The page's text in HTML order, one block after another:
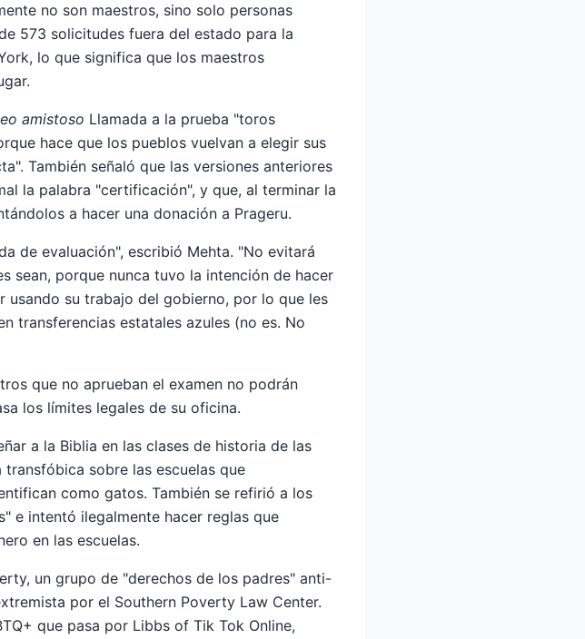
no son maestros, sino solo personas
573 solicitudes fuera del estado para la
lo que significa que los maestros
amistoso Llamada a la prueba "toros
hace que los pueblos vuelvan a elegir sus
También señaló que las versiones anteriores
la palabra "certificación", y que, al terminar la
a hacer una donación a Prageru.
de evaluación", escribió Mehta. "No evitará
sean, porque nunca tuvo la intención de hacer
usando su trabajo del gobierno, por lo que les
transferencias estatales azules (no es. No
que no aprueban el examen no podrán
los límites legales de su oficina.
a la Biblia en las clases de historia de las
sobre las escuelas que
como gatos. También se refirió a los
e intentó ilegalmente hacer reglas que
en las escuelas.
un grupo de "derechos de los padres" anti-
por el Southern Poverty Law Center.
que pasa por Libbs of Tik Tok Online,